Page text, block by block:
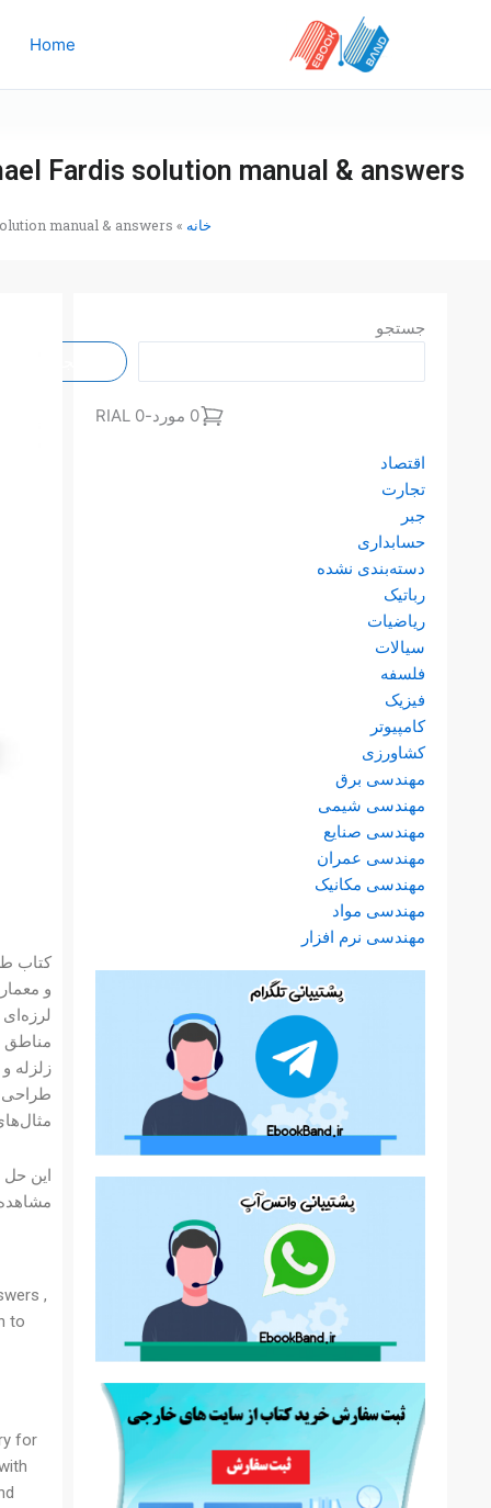
Home
Fardis solution manual & answers
خانه »
manual & answers
جستجو
0 مورد -
0 RIAL
اقتصاد
تجارت
جبر
حسابداری
دسته‌بندی نشده
رباتیک
ریاضیات
سیالات
فلسفه
فیزیک
کامپیوتر
کشاورزی
مهندسی برق
مهندسی شیمی
مهندسی صنایع
مهندسی عمران
مهندسی مکانیک
مهندسی مواد
مهندسی نرم افزار
کتاب طراحی
و
مناطق
زلزله
,
to
for